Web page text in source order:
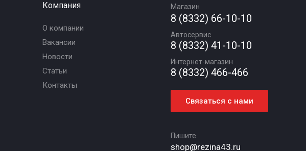
Компания
О компании
Вакансии
Новости
Статьи
Контакты
Магазин
8 (8332) 66-10-10
Автосервис
8 (8332) 41-10-10
Интернет-магазин
8 (8332) 466-466
Связаться с нами
Пишите
shop@rezina43.ru